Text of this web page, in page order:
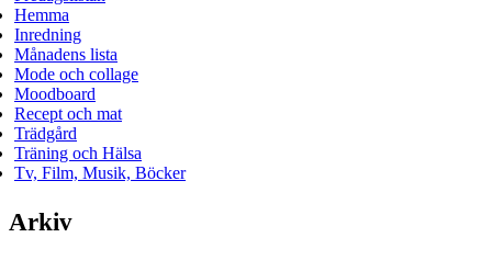
Hemma
Inredning
Månadens lista
Mode och collage
Moodboard
Recept och mat
Trädgård
Träning och Hälsa
Tv, Film, Musik, Böcker
Arkiv